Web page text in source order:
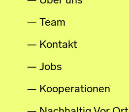
Team
Kontakt
Jobs
Kooperationen